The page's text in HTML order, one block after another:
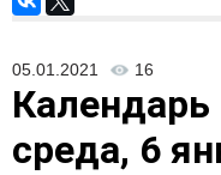
05.01.2021 16
Календарь
среда, 6